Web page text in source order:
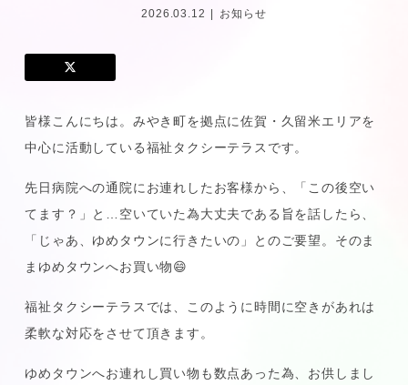
2026.03.12 お知らせ
皆様こんにちは。みやき町を拠点に佐賀・久留米エリアを
中心に活動している福祉タクシーテラスです。
先日病院への通院にお連れしたお客様から、「この後空い
てます？」と…空いていた為大丈夫である旨を話したら、
「じゃあ、ゆめタウンに行きたいの」とのご要望。そのま
まゆめタウンへお買い物😄
福祉タクシーテラスでは、このように時間に空きがあれは
柔軟な対応をさせて頂きます。
ゆめタウンへお連れし買い物も数点あった為、お供しまし